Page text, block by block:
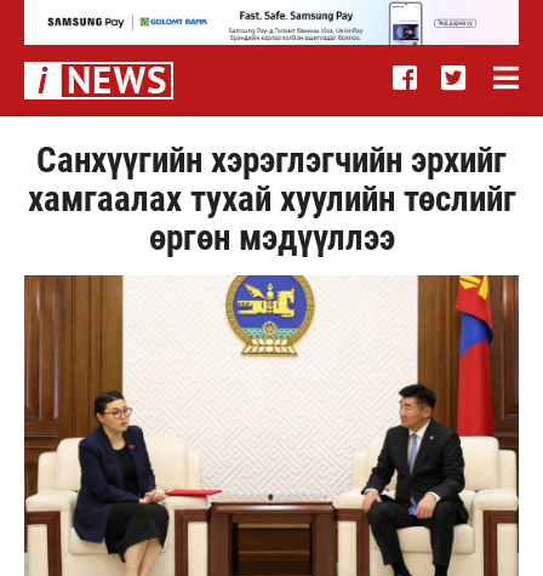
Санхүүгийн хэрэглэгчийн эрхийг
хамгаалах тухай хуулийн төслийг
өргөн мэдүүллээ